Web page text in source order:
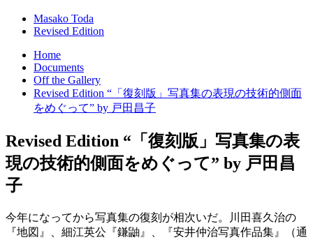
Masako Toda
Revised Edition
Home
Documents
Off the Gallery
Revised Edition “「復刻版」写真集の表現の技術的側面
をめぐって” by 戸田昌子
Revised Edition “「復刻版」写真集の表
現の技術的側面をめぐって” by 戸田昌
子
今年になってから写真集の復刻が相次いだ。川田喜久治の
『地図』、細江英公『鎌鼬』、『安井仲治写真作品集』（通